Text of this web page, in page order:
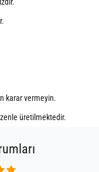
karar vermeyin.
üretilmektedir.